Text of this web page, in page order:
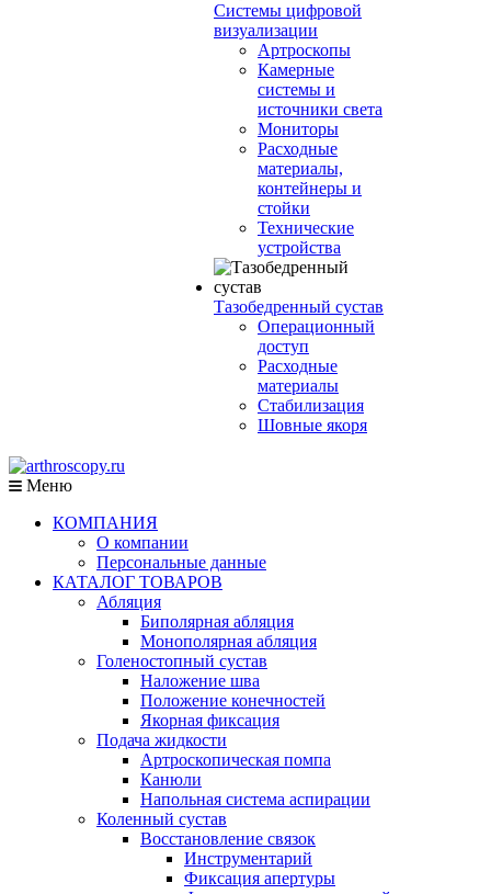
Системы цифровой
визуализации
Артроскопы
Камерные
системы и
источники света
Мониторы
Расходные
материалы,
контейнеры и
стойки
Технические
устройства
Тазобедренный сустав
Операционный
доступ
Расходные
материалы
Стабилизация
Шовные якоря
Меню
КОМПАНИЯ
О компании
Персональные данные
КАТАЛОГ ТОВАРОВ
Абляция
Биполярная абляция
Монополярная абляция
Голеностопный сустав
Наложение шва
Положение конечностей
Якорная фиксация
Подача жидкости
Артроскопическая помпа
Канюли
Напольная система аспирации
Коленный сустав
Восстановление связок
Инструментарий
Фиксация апертуры